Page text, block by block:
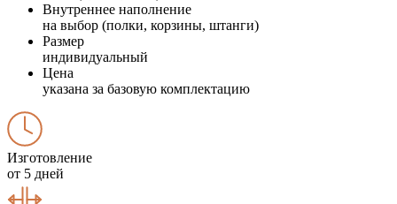
Внутреннее наполнение
на выбор (полки, корзины, штанги)
Размер
индивидуальный
Цена
указана за базовую комплектацию
Изготовление
от 5 дней